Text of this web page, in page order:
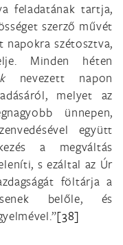
feladatának tartja,
szerző művét
szétosztva,
Minden héten
nevezett napon
melyet az
ünnepen,
együtt
a megváltás
s ezáltal az Úr
föltárja a
belőle, és
[38]